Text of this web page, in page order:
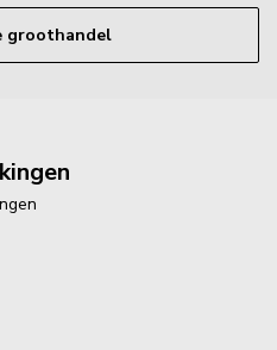
groothandel